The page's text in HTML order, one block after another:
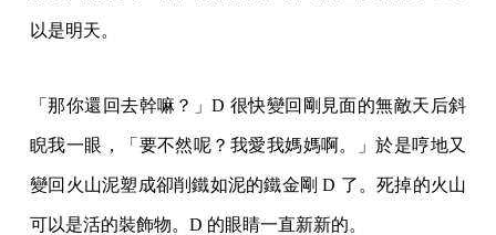
以是明天。
「那你還回去幹嘛？」D 很快變回剛見面的無敵天后斜
睨我一眼，「要不然呢？我愛我媽媽啊。」於是哼地又
變回火山泥塑成卻削鐵如泥的鐵金剛 D 了。死掉的火山
可以是活的裝飾物。D 的眼睛一直新新的。